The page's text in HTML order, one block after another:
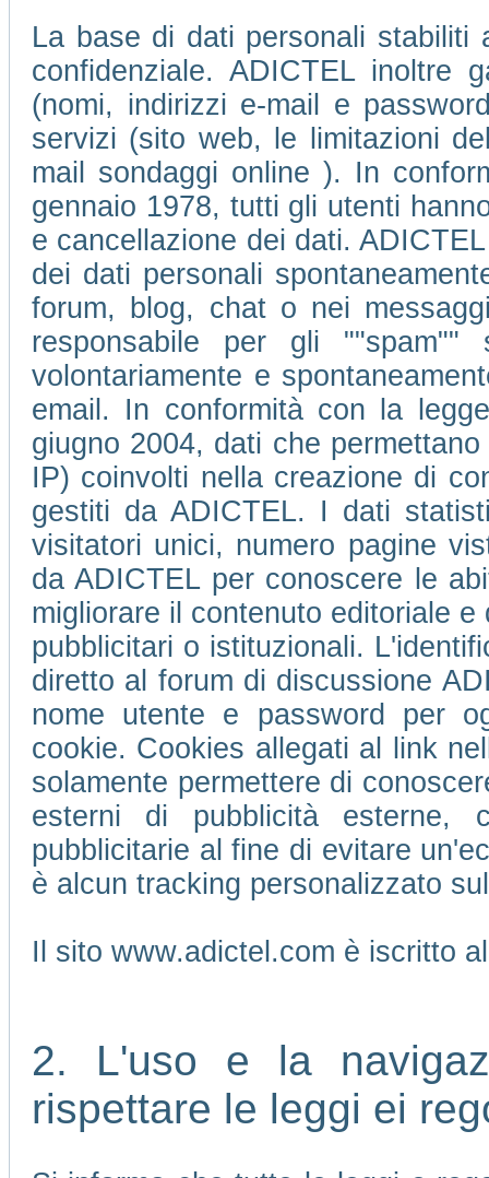
La base di dati personali stabiliti
confidenziale. ADICTEL inoltre
(nomi, indirizzi e-mail e
servizi (sito web, le limitazioni
mail sondaggi online ). In
gennaio 1978, tutti gli utenti
e cancellazione dei dati.
dei dati personali
forum, blog, chat o nei
responsabile per gli
volontariamente e
email. In conformità con la
giugno 2004, dati che
IP) coinvolti nella creazione di
gestiti da ADICTEL. I dati
visitatori unici, numero pagine
da ADICTEL per conoscere le
migliorare il contenuto editoriale
pubblicitari o istituzionali.
diretto al forum di discussione
nome utente e password per
cookie. Cookies allegati al link
solamente permettere di
esterni di pubblicità esterne,
pubblicitarie al fine di evitare
è alcun tracking personalizzato
Il sito www.adictel.com è iscritto
2. L'uso e la
rispettare le leggi ei